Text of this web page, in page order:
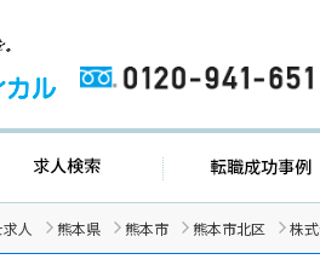
イド 求人検索
人 熊本県 熊本市 熊本市北区 株